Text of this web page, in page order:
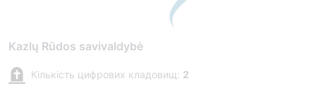
Kazlų Rūdos savivaldybė
Кількість цифрових кладовищ: 2